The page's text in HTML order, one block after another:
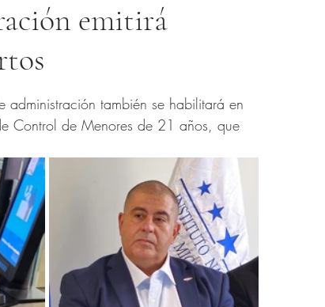
emitirá
también se habilitará en
Control de Menores de 21 años, que